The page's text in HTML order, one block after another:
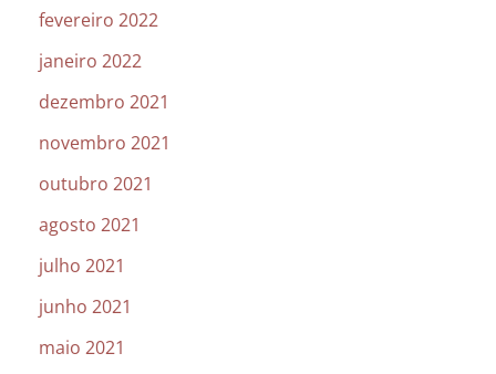
fevereiro 2022
janeiro 2022
dezembro 2021
novembro 2021
outubro 2021
agosto 2021
julho 2021
junho 2021
maio 2021